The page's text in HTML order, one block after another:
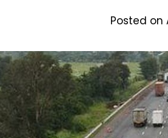
Posted on